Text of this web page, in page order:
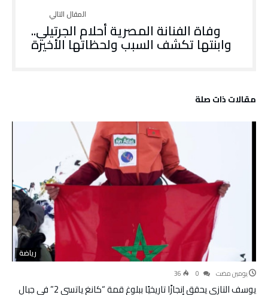
وفاة الفنانة المصرية أحلام الجرتيلي..
وابنتها تكشف السبب ولحظاتها الأخيرة
‫مقالات ذات صلة‬
رياضة
‫‫‫‏‫يومين مضت‬ 36
يوسف التازي يحقق إنجازًا تاريخيًا ببلوغ قمة “كانغ ياتسي 2” في جبال